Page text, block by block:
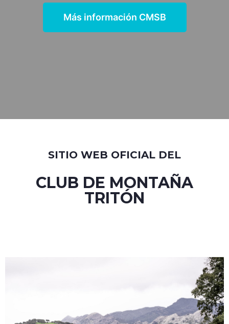
Más información CMSB
SITIO WEB OFICIAL DEL
CLUB DE MONTAÑA
TRITÓN